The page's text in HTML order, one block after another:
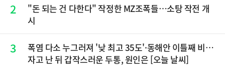
2
"돈 되는 건 다한다" 작정한 MZ조폭들…소탕 작전 개
시
3
폭염 다소 누그러져 '낮 최고 35도'·동해안 이틀째 비…
자고 난 뒤 갑작스러운 두통, 원인은 [오늘 날씨]